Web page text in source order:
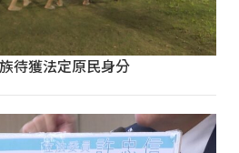
待獲法定原民身分